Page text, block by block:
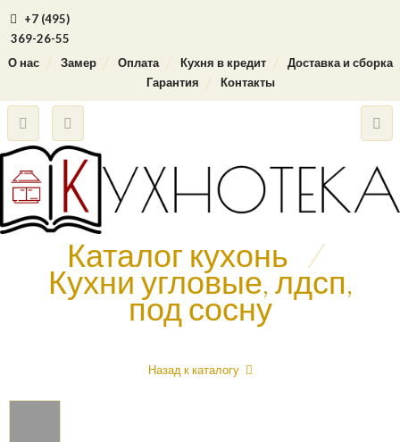
+7 (495)
369-26-55
О нас
Замер Оплата Кухня в кредит
Доставка и сборка
Гарантия
Контакты
Каталог кухонь /
Кухни угловые, лдсп,
под сосну
Назад к каталогу